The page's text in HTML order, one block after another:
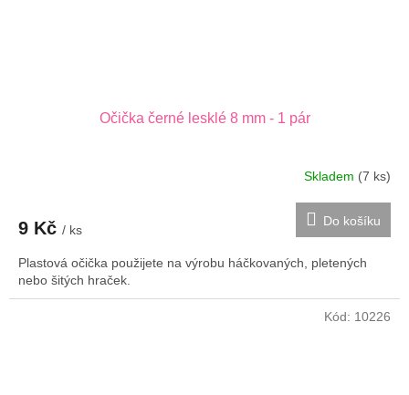
Očička černé lesklé 8 mm - 1 pár
Skladem (7 ks)
9 Kč / ks
Do košíku
Plastová očička použijete na výrobu háčkovaných, pletených
nebo šitých hraček.
Kód: 10226